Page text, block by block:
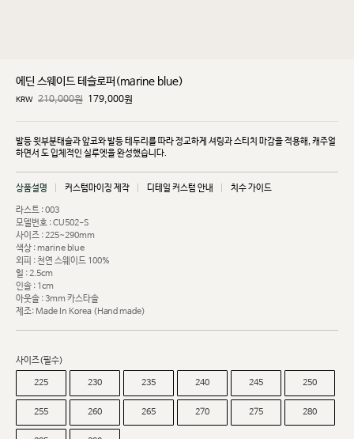
에딘 스웨이드 테슬로퍼(marine blue)
KRW 210,000원 179,000원
발등 윗부분태슬과 앞코와 발등 테두리를 따라 정교하게 셔링과 스티치 마감을 적용해, 캐주얼
하면서 도 입체적인 실루엣을 완성했습니다.
상품설명 커스텀마이징 제작 디테일 커스텀 안내 치수 가이드
라스트 : 003
모델번호 : CU502-S
사이즈 : 225~290mm
색상 : marine blue
외피 : 천연 스웨이드 100%
힐 : 2.5cm
인솔 : 1cm
아웃솔 : 3mm 카스타솔
제조: Made In Korea (Hand made)
사이즈(필수)
225 230 235 240 245 250
255 260 265 270 275 280